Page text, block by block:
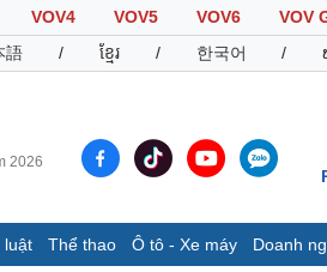
VOV4 VOV5 VOV6
VOV
語 / ខ្មែរ / 한국어 /
2026
luật Thể thao Ô tô - Xe máy Doanh